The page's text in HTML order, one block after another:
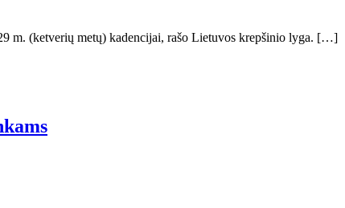
m. (ketverių metų) kadencijai, rašo Lietuvos krepšinio lyga. […]